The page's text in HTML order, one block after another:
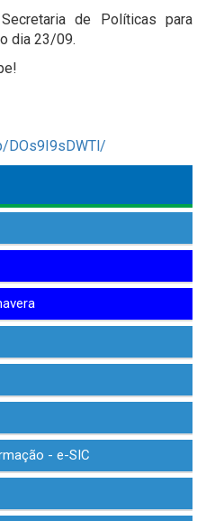
de Políticas para
dia 23/09.
DOs9I9sDWTl/
- e-SIC